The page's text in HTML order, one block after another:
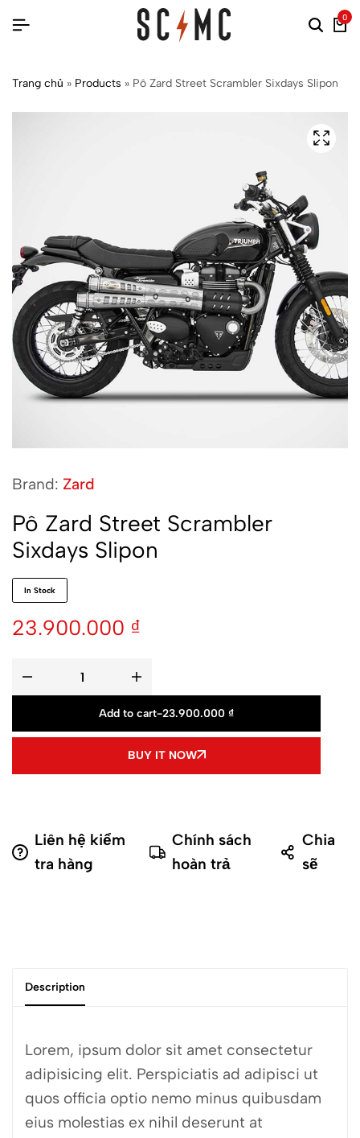
0
Trang chủ » Products » Pô Zard Street Scrambler Sixdays Slipon
Brand: Zard
Pô Zard Street Scrambler
Sixdays Slipon
In Stock
23.900.000 ₫
Add to cart-23.900.000 ₫
BUY IT NOW
Liên hệ kiểm
tra hàng
Chính sách
hoàn trả
Chia
sẽ
Description
Lorem, ipsum dolor sit amet consectetur
adipisicing elit. Perspiciatis ad adipisci ut
quos officia optio nemo minus quibusdam
eius molestias ex nihil deserunt at